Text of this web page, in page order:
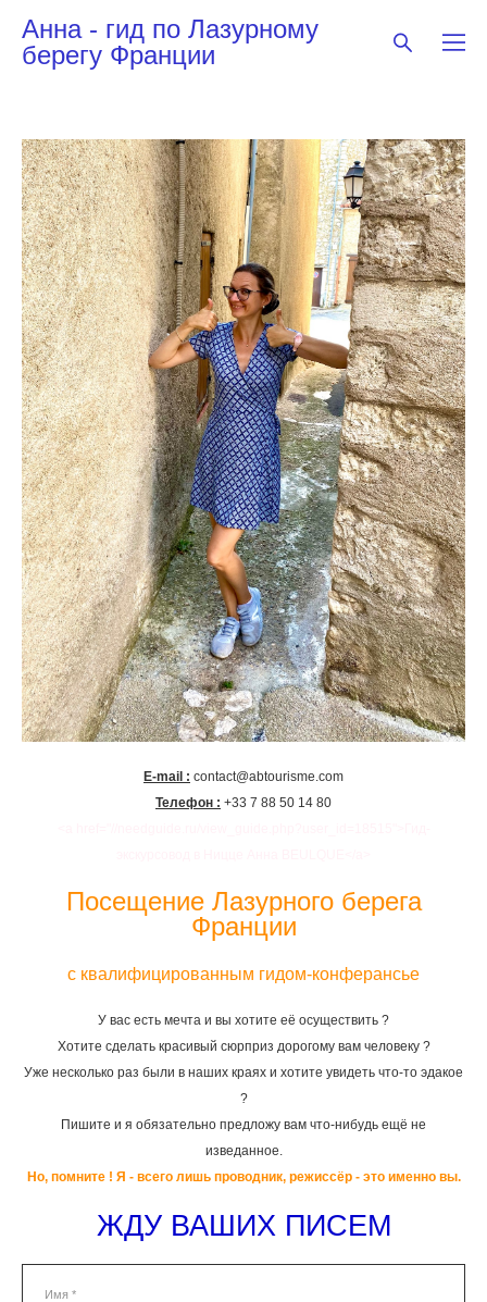
Анна - гид по Лазурному
берегу Франции
E-mail : contact@abtourisme.com
Телефон : +33 7 88 50 14 80
Посещение Лазурного берега
Франции
с квалифицированным гидом-конферансье
У вас есть мечта и вы хотите её осуществить ?
Хотите сделать красивый сюрприз дорогому вам человеку ?
Уже несколько раз были в наших краях и хотите увидеть что-то эдакое
?
Пишите и я обязательно предложу вам что-нибудь ещё не
изведанное.
Но, помните ! Я - всего лишь проводник, режиссёр - это именно вы.
ЖДУ ВАШИХ ПИСЕМ
Имя *